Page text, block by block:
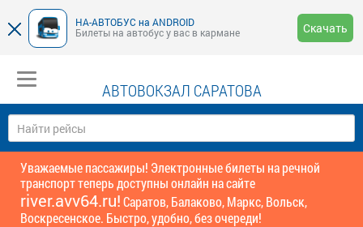
НА-АВТОБУС на ANDROID
Билеты на автобус у вас в кармане
Скачать
АВТОВОКЗАЛ САРАТОВА
Уважаемые пассажиры! Электронные билеты на речной
транспорт теперь доступны онлайн на сайте
river.avv64.ru!Саратов, Балаково, Маркс, Вольск,
Воскресенское. Быстро, удобно, без очереди!